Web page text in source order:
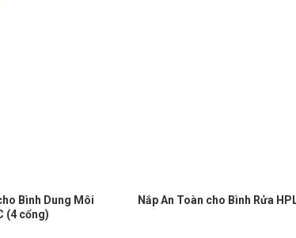
Bình Dung Môi
(4 cổng)
Nắp An Toàn cho Bình Rửa